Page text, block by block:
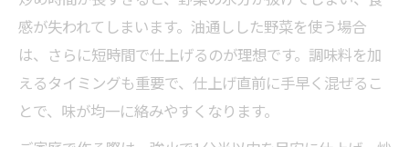
感が失われてしまいます。油通しした野菜を使う場合
は、さらに短時間で仕上げるのが理想です。調味料を加
えるタイミングも重要で、仕上げ直前に手早く混ぜるこ
とで、味が均一に絡みやすくなります。